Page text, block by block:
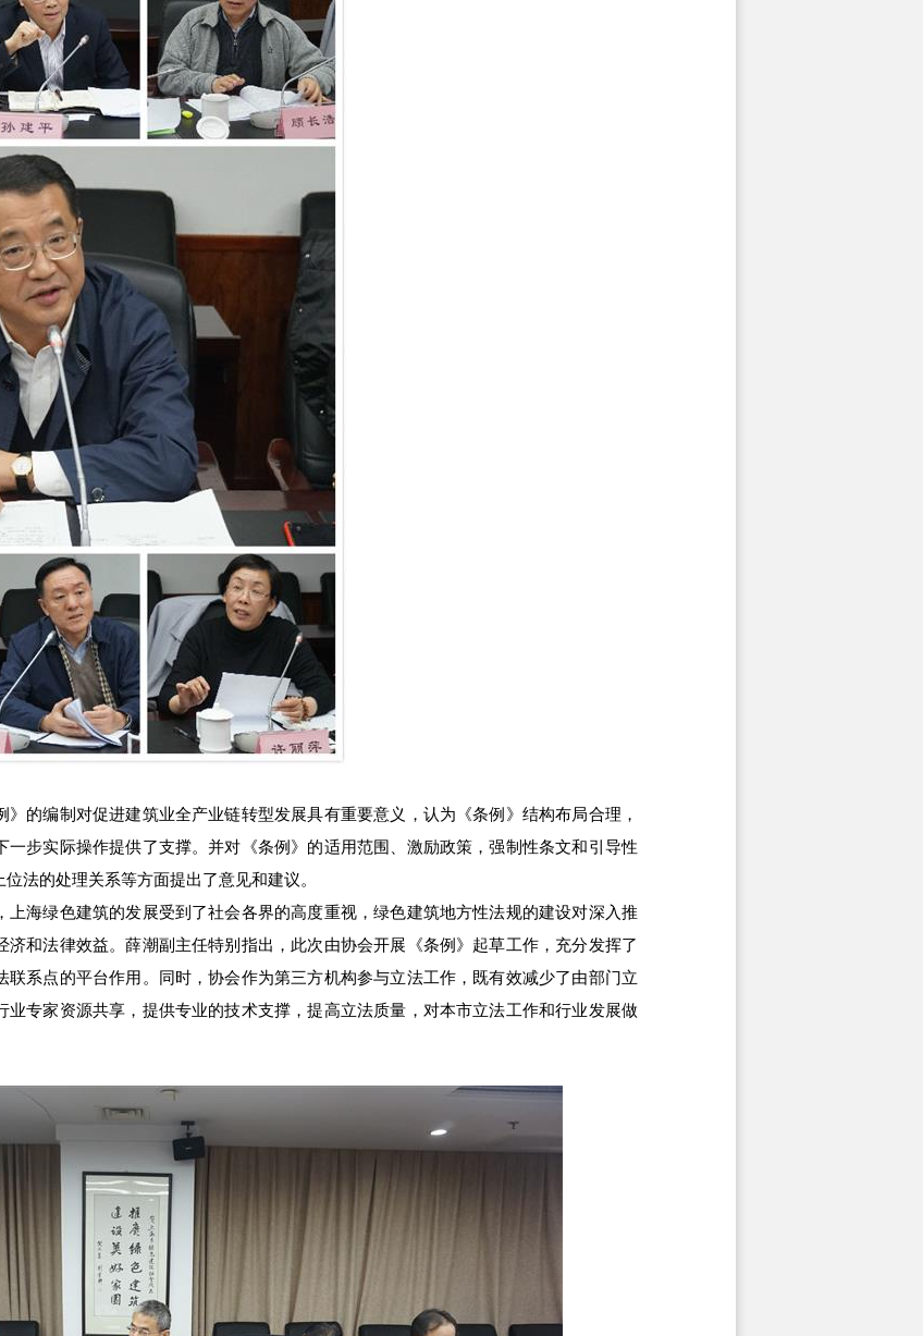
编制对促进建筑业全产业链转型发展具有重要意义，认为《条例》结构布局合理，
步实际操作提供了支撑。并对《条例》的适用范围、激励政策，强制性条文和引导性
法的处理关系等方面提出了意见和建议。
海绿色建筑的发展受到了社会各界的高度重视，绿色建筑地方性法规的建设对深入推
和法律效益。薛潮副主任特别指出，此次由协会开展《条例》起草工作，充分发挥了
系点的平台作用。同时，协会作为第三方机构参与立法工作，既有效减少了由部门立
专家资源共享，提供专业的技术支撑，提高立法质量，对本市立法工作和行业发展做